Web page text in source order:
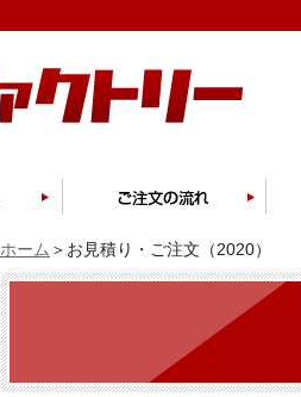
ホーム ＞お見積り・ご注文（2020）